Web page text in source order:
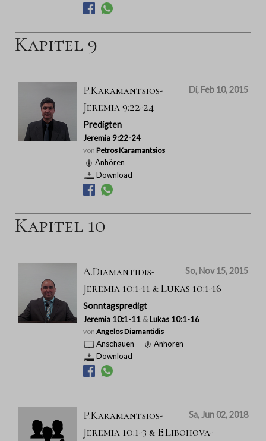
Kapitel 9
Di, Feb 10, 2015
P.Karamantsios-
Jeremia 9:22-24
Predigten
Jeremia 9:22-24
von Petros Karamantsios
Anhören
Download
Kapitel 10
So, Nov 15, 2015
A.Diamantidis-
Jeremia 10:1-11 & Lukas 10:1-16
Sonntagspredigt
Jeremia 10:1-11 & Lukas 10:1-16
von Angelos Diamantidis
Anschauen
Anhören
Download
Sa, Jun 02, 2018
P.Karamantsios-
Jeremia 10:1-3 & E.Libohova-